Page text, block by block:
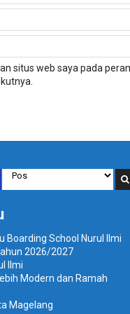
situs web saya pada
Boarding School Nurul Ilmi
2026/2027
Ilmi
Modern dan Ramah
Magelang